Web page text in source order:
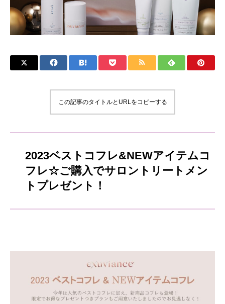
この記事のタイトルとURLをコピーする
2023ベストコフレ&NEWアイテムコ
フレ☆ご購入でサロントリートメン
トプレゼント！